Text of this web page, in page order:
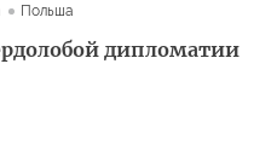
Польша
дипломатии